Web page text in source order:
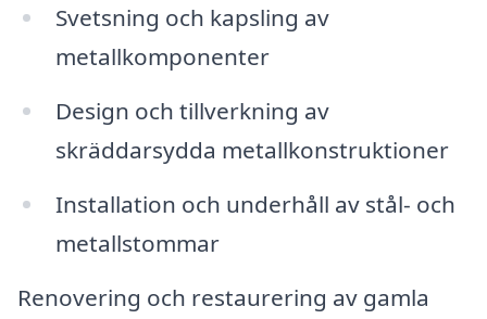
Svetsning och kapsling av
metallkomponenter
Design och tillverkning av
skräddarsydda metallkonstruktioner
Installation och underhåll av stål- och
metallstommar
Renovering och restaurering av gamla